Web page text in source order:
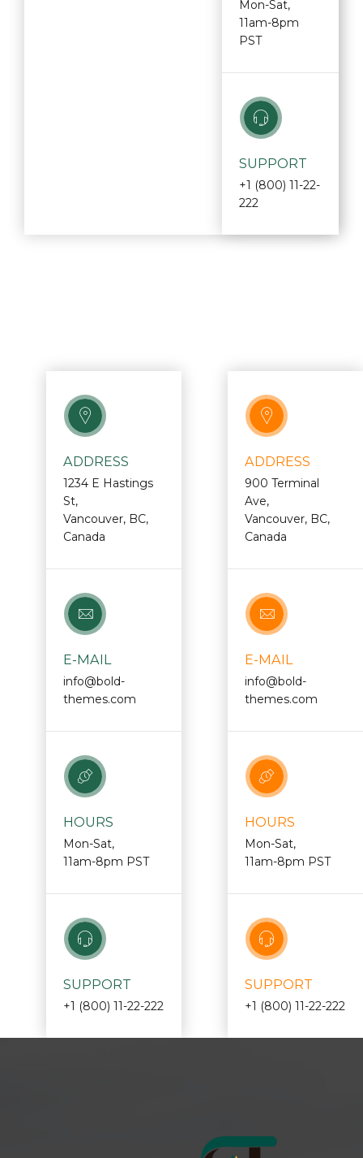
Mon-Sat,
11am-8pm
PST
SUPPORT
+1 (800) 11-22-
222
ADDRESS
1234 E Hastings
St,
Vancouver, BC,
Canada
E-MAIL
info@bold-
themes.com
HOURS
Mon-Sat,
11am-8pm PST
SUPPORT
+1 (800) 11-22-222
ADDRESS
900 Terminal
Ave,
Vancouver, BC,
Canada
E-MAIL
info@bold-
themes.com
HOURS
Mon-Sat,
11am-8pm PST
SUPPORT
+1 (800) 11-22-222